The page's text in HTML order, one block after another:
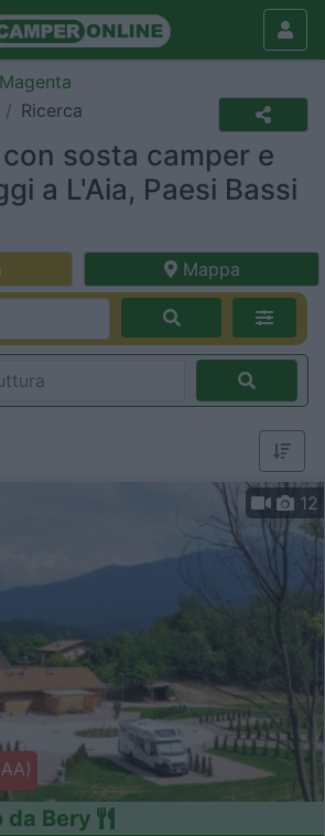
Ricerca
sosta camper e
a L'Aia, Paesi Bassi
Mappa
12
da Bery